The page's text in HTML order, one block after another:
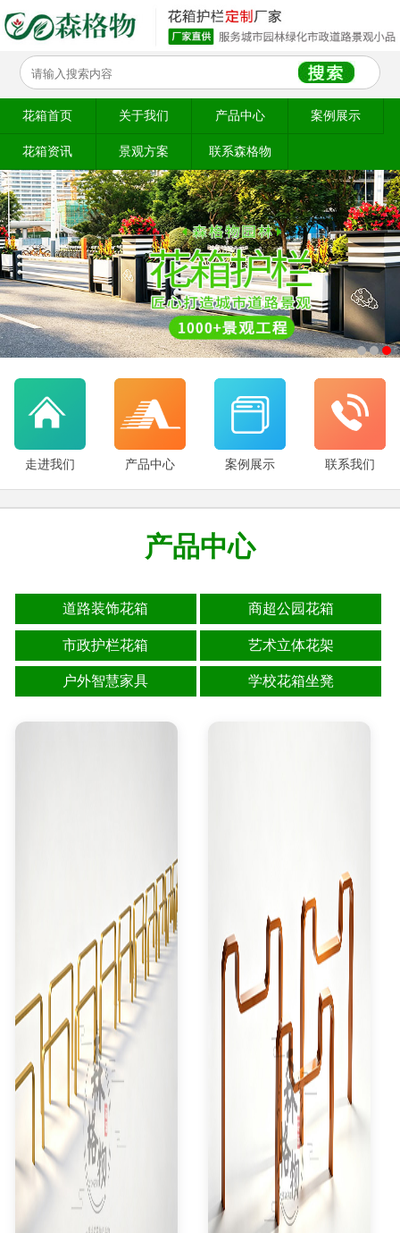
花箱首页 关于我们 产品中心 案例展示
花箱资讯 景观方案 联系森格物
走进我们 产品中心 案例展示 联系我们
产品中心
道路装饰花箱 商超公园花箱
市政护栏花箱 艺术立体花架
户外智慧家具 学校花箱坐凳